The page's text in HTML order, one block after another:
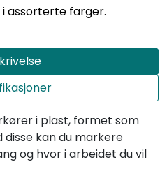
i assorterte farger.
i plast, formet som
disse kan du markere
og hvor i arbeidet du vil